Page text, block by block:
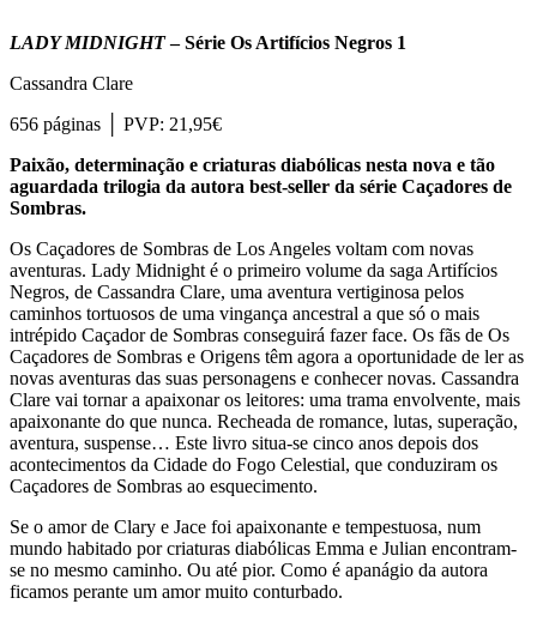
LADY MIDNIGHT– Série Os Artifícios Negros 1
Cassandra Clare
656 páginas │ PVP: 21,95€
Paixão, determinação e criaturas diabólicas nesta nova e tão
aguardada trilogia da autora best-seller da série Caçadores de
Sombras.
Os Caçadores de Sombras de Los Angeles voltam com novas
aventuras. Lady Midnight é o primeiro volume da saga Artifícios
Negros, de Cassandra Clare, uma aventura vertiginosa pelos
caminhos tortuosos de uma vingança ancestral a que só o mais
intrépido Caçador de Sombras conseguirá fazer face. Os fãs de Os
Caçadores de Sombras e Origens têm agora a oportunidade de ler as
novas aventuras das suas personagens e conhecer novas. Cassandra
Clare vai tornar a apaixonar os leitores: uma trama envolvente, mais
apaixonante do que nunca. Recheada de romance, lutas, superação,
aventura, suspense… Este livro situa-se cinco anos depois dos
acontecimentos da Cidade do Fogo Celestial, que conduziram os
Caçadores de Sombras ao esquecimento.
Se o amor de Clary e Jace foi apaixonante e tempestuosa, num
mundo habitado por criaturas diabólicas Emma e Julian encontram-
se no mesmo caminho. Ou até pior. Como é apanágio da autora
ficamos perante um amor muito conturbado.